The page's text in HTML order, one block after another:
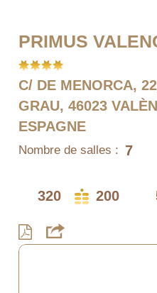
PRIMUS
C/ DE MENORCA,
GRAU, 46023
ESPAGNE
Nombre de salles : 7
320
200